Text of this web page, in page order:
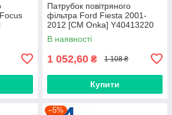
Патрубок повітряного
фільтра Ford Fiesta 2001-
2012 [СМ Onka] Y40413220
В наявності
1 052,60 ₴ 1 108 ₴
Купити
–5%